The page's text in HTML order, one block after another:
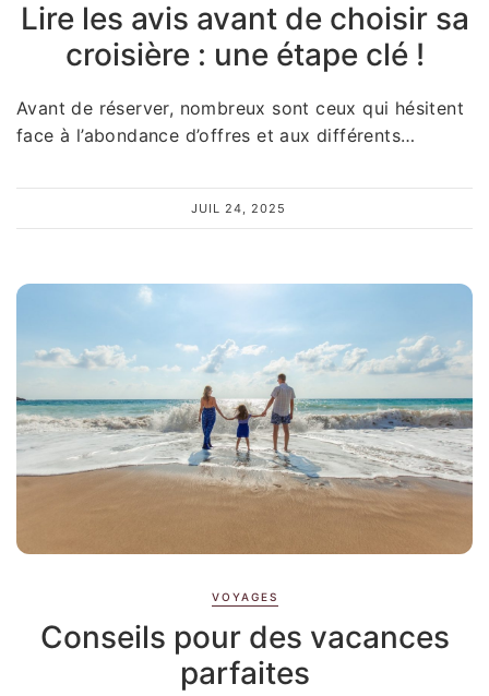
Lire les avis avant de choisir sa
croisière : une étape clé !
Avant de réserver, nombreux sont ceux qui hésitent
face à l’abondance d’offres et aux différents…
JUIL 24, 2025
VOYAGES
Conseils pour des vacances
parfaites